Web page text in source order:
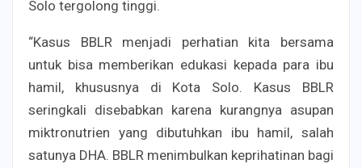
Solo tergolong tinggi.
“Kasus BBLR menjadi perhatian kita bersama
untuk bisa memberikan edukasi kepada para ibu
hamil, khususnya di Kota Solo. Kasus BBLR
seringkali disebabkan karena kurangnya asupan
miktronutrien yang dibutuhkan ibu hamil, salah
satunya DHA. BBLR menimbulkan keprihatinan bagi